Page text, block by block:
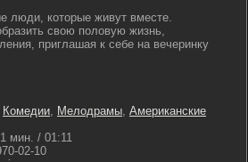
люди, которые живут вместе.
свою половую жизнь,
приглашая к себе на вечеринку
Комедии, Мелодрамы, Американские
мин. / 01:11
02-10